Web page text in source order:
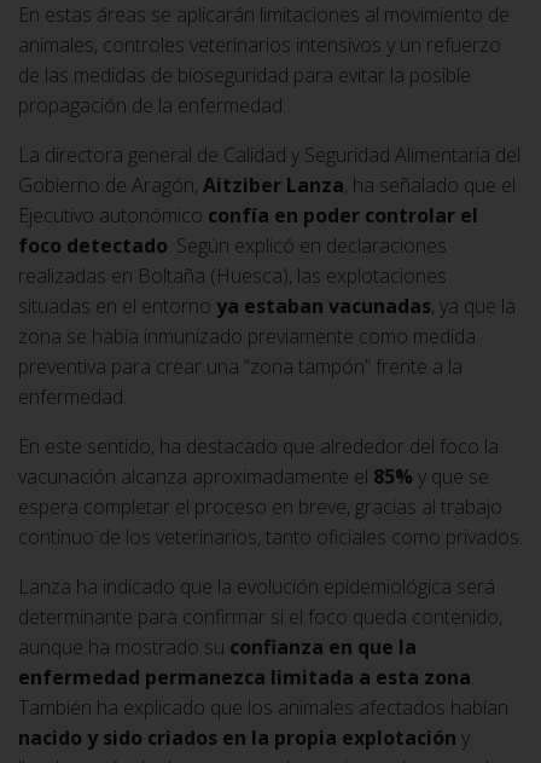
En estas áreas se aplicarán limitaciones al movimiento de
animales, controles veterinarios intensivos y un refuerzo
de las medidas de bioseguridad para evitar la posible
propagación de la enfermedad.
La directora general de Calidad y Seguridad Alimentaria del
Gobierno de Aragón, Aitziber Lanza, ha señalado que el
Ejecutivo autonómico confía en poder controlar el
foco detectado. Según explicó en declaraciones
realizadas en Boltaña (Huesca), las explotaciones
situadas en el entorno ya estaban vacunadas, ya que la
zona se había inmunizado previamente como medida
preventiva para crear una “zona tampón” frente a la
enfermedad.
En este sentido, ha destacado que alrededor del foco la
vacunación alcanza aproximadamente el 85% y que se
espera completar el proceso en breve, gracias al trabajo
continuo de los veterinarios, tanto oficiales como privados.
Lanza ha indicado que la evolución epidemiológica será
determinante para confirmar si el foco queda contenido,
aunque ha mostrado su confianza en que la
enfermedad permanezca limitada a esta zona.
También ha explicado que los animales afectados habían
nacido y sido criados en la propia explotación y